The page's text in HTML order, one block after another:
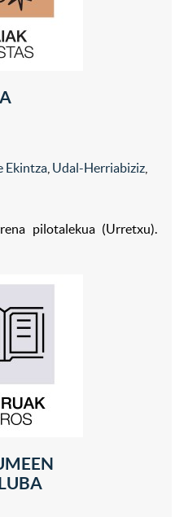
Ekintza Udal-Herriabiziz
pilotalekua (Urretxu).